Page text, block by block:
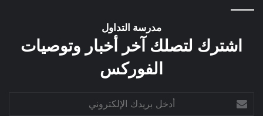
مدرسة التداول
اشترك لتصلك آخر أخبار وتوصيات
الفوركس
بريدك